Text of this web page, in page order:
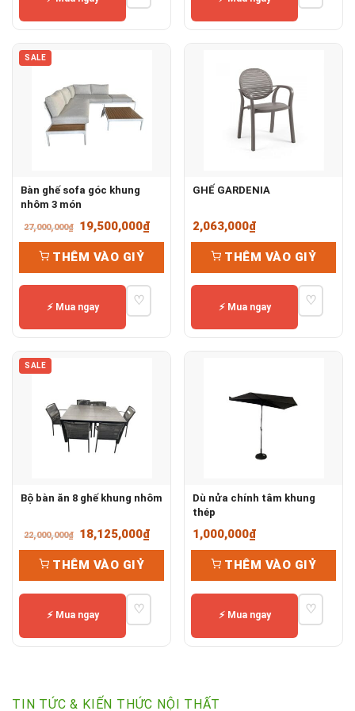
SALE
Bàn ghế sofa góc khung
nhôm 3 món
27,000,000₫
Giá
gốc
là:
27,000,000₫.
19,500,000₫Giá
hiện
19,500,000₫.
THÊM VÀO GIỶ
⚡ Mua ngay ♡
GHẾ GARDENIA
2,063,000₫
THÊM VÀO GIỶ
⚡ Mua ngay ♡
SALE
Bộ bàn ăn 8 ghế khung nhôm
22,000,000₫
Giá
gốc
là:
22,000,000₫.
18,125,000₫Giá
hiện
18,125,000₫.
THÊM VÀO GIỶ
⚡ Mua ngay ♡
Dù nửa chính tâm khung
thép
1,000,000₫
THÊM VÀO GIỶ
⚡ Mua ngay ♡
TIN TỨC & KIẾN THỨC NỘI THẤT